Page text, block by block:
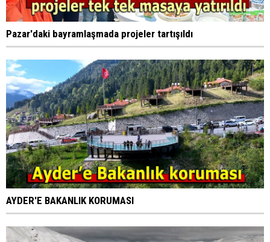
Pazar'daki bayramlaşmada projeler tartışıldı
AYDER'E BAKANLIK KORUMASI